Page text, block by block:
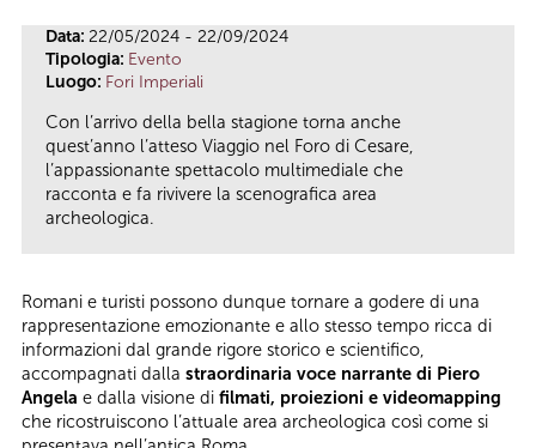
Data: 22/05/2024 - 22/09/2024
Tipologia: Evento
Luogo: Fori Imperiali
Con l’arrivo della bella stagione torna anche
quest’anno l’atteso Viaggio nel Foro di Cesare,
l’appassionante spettacolo multimediale che
racconta e fa rivivere la scenografica area
archeologica.
Romani e turisti possono dunque tornare a godere di una
rappresentazione emozionante e allo stesso tempo ricca di
informazioni dal grande rigore storico e scientifico,
accompagnati dalla straordinaria voce narrante di Piero
Angela e dalla visione di filmati, proiezioni e videomapping
che ricostruiscono l’attuale area archeologica così come si